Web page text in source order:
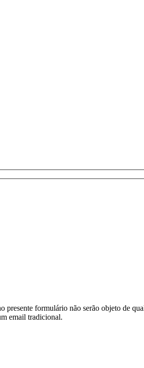
presente formulário não serão objeto de
email tradicional.